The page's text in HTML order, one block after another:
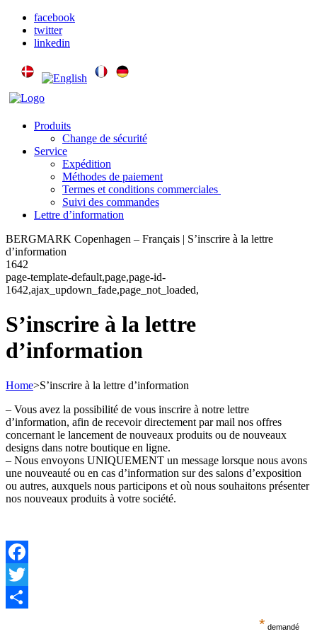
facebook
twitter
linkedin
Produits
Change de sécurité
Service
Expédition
Méthodes de paiement
Termes et conditions commerciales
Suivi des commandes
Lettre d’information
BERGMARK Copenhagen – Français | S’inscrire à la lettre
d’information
1642
page-template-default,page,page-id-
1642,ajax_updown_fade,page_not_loaded,
S’inscrire à la lettre
d’information
Home>S’inscrire à la lettre d’information
– Vous avez la possibilité de vous inscrire à notre lettre
d’information, afin de recevoir directement par mail nos offres
concernant le lancement de nouveaux produits ou de nouveaux
designs dans notre boutique en ligne.
– Nous envoyons UNIQUEMENT un message lorsque nous avons
une nouveauté ou en cas d’information sur des salons d’exposition
ou autres, auxquels nous participons et où nous souhaitons présenter
nos nouveaux produits à votre société.
Facebook
Twitter
* demandé